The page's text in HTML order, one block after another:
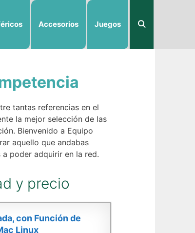
Accesorios Juegos
tantas referencias en el
la mejor selección de las
Bienvenido a Equipo
aquello que andabas
poder adquirir en la red.
y precio
con Función de
Linux